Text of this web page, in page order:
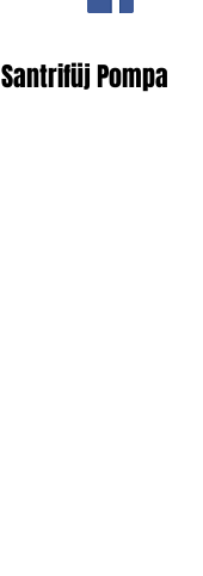
Santrifüj Pompa